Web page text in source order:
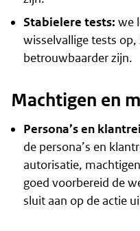
Stabielere tests: we
wisselvallige tests
betrouwbaarder zijn.
Machtigen en
Persona’s en
de persona’s en
autorisatie,
goed voorbereid de
sluit aan op de actie